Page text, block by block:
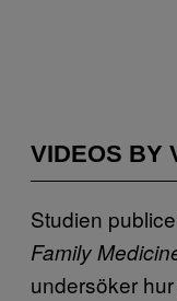
VIDEOS BY
Studien
Family
undersöker